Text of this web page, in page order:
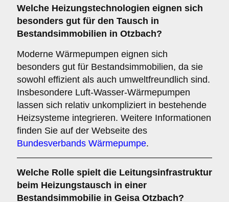
Welche Heizungstechnologien eignen sich
besonders gut für den Tausch in
Bestandsimmobilien in Otzbach?
Moderne Wärmepumpen eignen sich
besonders gut für Bestandsimmobilien, da sie
sowohl effizient als auch umweltfreundlich sind.
Insbesondere Luft-Wasser-Wärmepumpen
lassen sich relativ unkompliziert in bestehende
Heizsysteme integrieren. Weitere Informationen
finden Sie auf der Webseite des
Bundesverbands Wärmepumpe.
Welche Rolle spielt die Leitungsinfrastruktur
beim Heizungstausch in einer
Bestandsimmobilie in Geisa Otzbach?